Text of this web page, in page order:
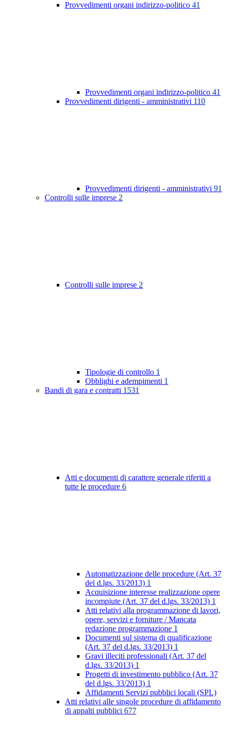
Provvedimenti organi indirizzo-politico 41
Provvedimenti organi indirizzo-politico 41
Provvedimenti dirigenti - amministrativi 110
Provvedimenti dirigenti - amministrativi 91
Controlli sulle imprese 2
Controlli sulle imprese 2
Tipologie di controllo 1
Obblighi e adempimenti 1
Bandi di gara e contratti 1531
Atti e documenti di carattere generale riferiti a
tutte le procedure 6
Automatizzazione delle procedure (Art. 37
del d.lgs. 33/2013) 1
Acquisizione interesse realizzazione opere
incompiute (Art. 37 del d.lgs. 33/2013) 1
Atti relativi alla programmazione di lavori,
opere, servizi e forniture / Mancata
redazione programmazione 1
Documenti sul sistema di qualificazione
(Art. 37 del d.lgs. 33/2013) 1
Gravi illeciti professionali (Art. 37 del
d.lgs. 33/2013) 1
Progetti di investimento pubblico (Art. 37
del d.lgs. 33/2013) 1
Affidamenti Servizi pubblici locali (SPL)
Atti relativi alle singole procedure di affidamento
di appalti pubblici 677